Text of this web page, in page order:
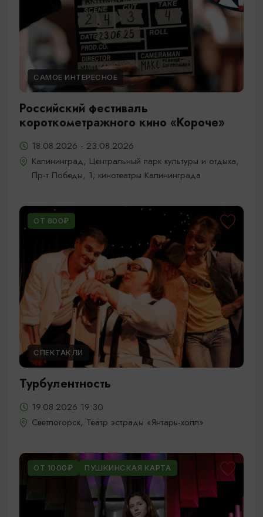
САМОЕ ИНТЕРЕСНОЕ
Российский фестиваль
короткометражного кино «Короче»
18.08.2026 - 23.08.2026
Калининград, Центральный парк культуры и отдыха,
Пр-т Победы, 1; кинотеатры Калининграда
ОТ 800₽
СПЕКТАКЛИ
Турбулентность
19.08.2026 19:30
Светлогорск, Театр эстрады «Янтарь-холл»
ОТ 1000₽ ПУШКИНСКАЯ КАРТА